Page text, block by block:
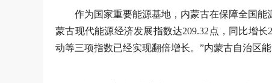
作为国家重要能源基地，内蒙古在保障全国能
蒙古现代能源经济发展指数达209.32点，同比增
动等三项指数已经实现翻倍增长。”内蒙古自治区能